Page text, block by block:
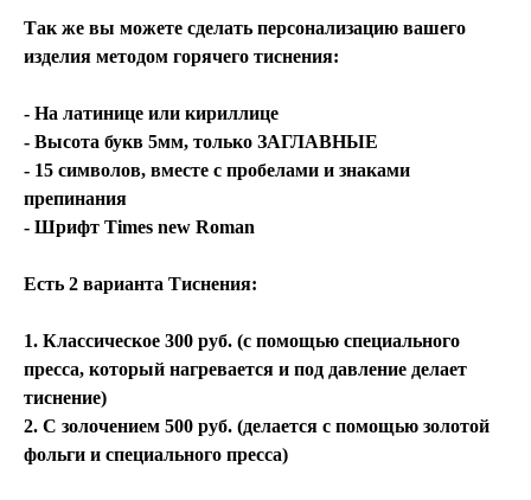
Так же вы можете сделать персонализацию вашего
изделия методом горячего тиснения:
- На латинице или кириллице
- Высота букв 5мм, только ЗАГЛАВНЫЕ
- 15 символов, вместе с пробелами и знаками
препинания
- Шрифт Times new Roman
Есть 2 варианта Тиснения:
1. Классическое 300 руб. (с помощью специального
пресса, который нагревается и под давление делает
тиснение)
2. С золочением 500 руб. (делается с помощью золотой
фольги и специального пресса)